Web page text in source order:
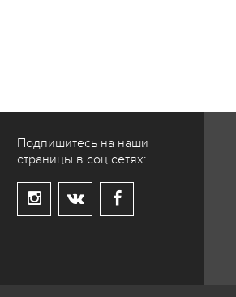
Подпишитесь на наши
страницы в соц сетях: